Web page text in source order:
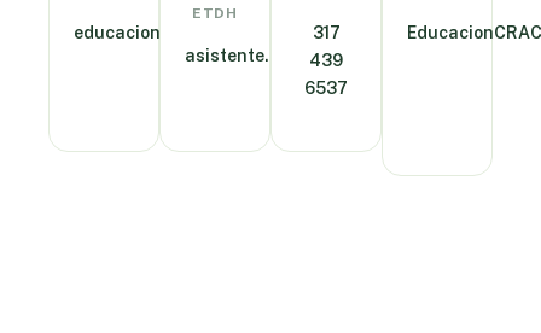
educacion@cracolombia.org.co
ETDH
asistente.etdh@cracolombia.org.co
317
439
6537
EducacionCRAC